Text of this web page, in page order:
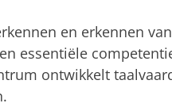
en erkennen
essentiële
ontwikkelt